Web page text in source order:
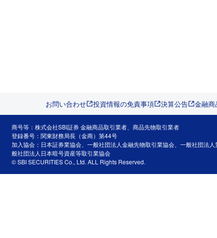
お問い合わせ 投資情報の免責事項 決算公告 金融
商号等：株式会社SBI証券 金融商品取引業者、商品先物取引業者
登録番号：関東財務局長（金商）第44号
加入協会：日本証券業協会、一般社団法人金融先物取引業協会、一般社団法
般社団法人日本暗号資産等取引業協会
© SBI SECURITIES Co., Ltd. ALL Rights Reserved.